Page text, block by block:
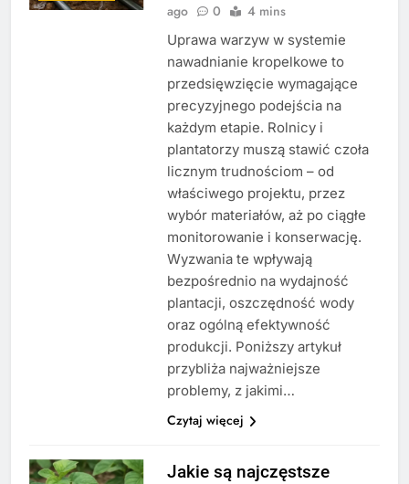
ago
0 4 mins
Uprawa warzyw w systemie
nawadnianie kropelkowe to
przedsięwzięcie wymagające
precyzyjnego podejścia na
każdym etapie. Rolnicy i
plantatorzy muszą stawić czoła
licznym trudnościom – od
właściwego projektu, przez
wybór materiałów, aż po ciągłe
monitorowanie i konserwację.
Wyzwania te wpływają
bezpośrednio na wydajność
plantacji, oszczędność wody
oraz ogólną efektywność
produkcji. Poniższy artykuł
przybliża najważniejsze
problemy, z jakimi…
Czytaj więcej
Jakie są najczęstsze